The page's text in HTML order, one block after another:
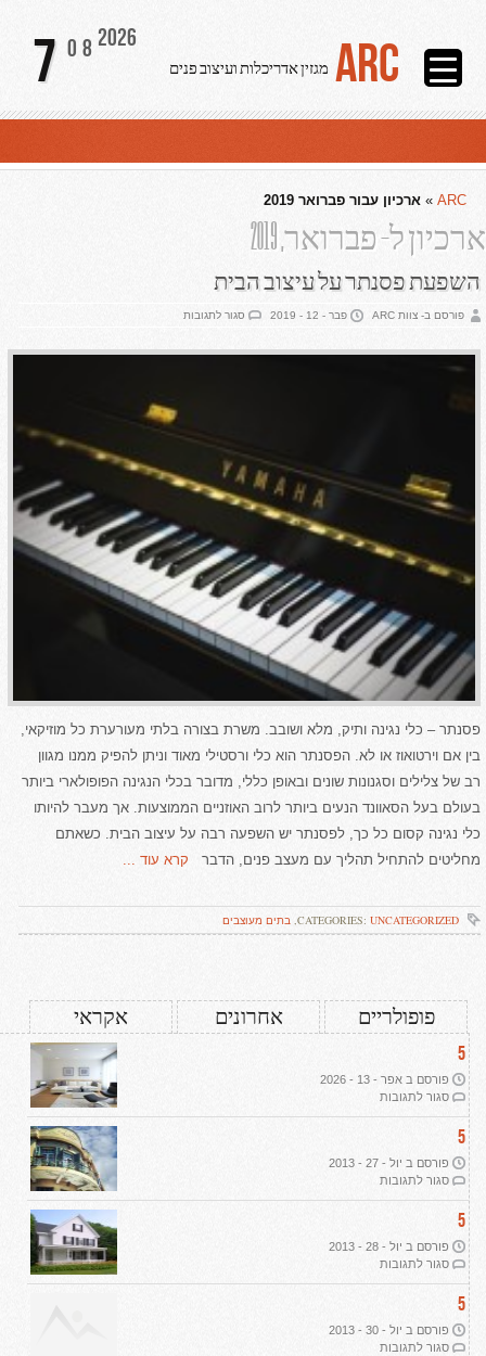
7 082026 ARC מגזין אדריכלות ועיצוב פנים
ARC
» ארכיון עבור פברואר 2019
ארכיון ל- פברואר, 2019
השפעת פסנתר על עיצוב הבית
פורסם ב- צוות ARC פבר - 12 - 2019 סגור לתגובותעל
על
פסנתר – כלי נגינה ותיק, מלא ושובב. משרת בצורה בלתי מעורערת כל מוזיקאי,
בין אם וירטואוז או לא. הפסנתר הוא כלי ורסטילי מאוד וניתן להפיק ממנו מגוון
רב של צלילים וסגנונות שונים ובאופן כללי, מדובר בכלי הנגינה הפופולארי ביותר
בעולם בעל הסאוונד הנעים ביותר לרוב האוזניים הממוצעות. אך מעבר להיותו
כלי נגינה קסום כל כך, לפסנתר יש השפעה רבה על עיצוב הבית. כשאתם
מחליטים להתחיל תהליך עם מעצב פנים, הדבר קרא עוד ...
CATEGORIES: UNCATEGORIZED
, בתים מעוצבים
פופולריים אחרונים אקראי
5
פורסם ב אפר - 13 - 2026
סגור לתגובותעל
ב-2026:
שבעה
עקרונות
אמיתית
5
פורסם ב יול - 27 - 2013
סגור לתגובותעל
5
פורסם ב יול - 28 - 2013
סגור לתגובותעל
5
פורסם ב יול - 30 - 2013
סגור לתגובותעל